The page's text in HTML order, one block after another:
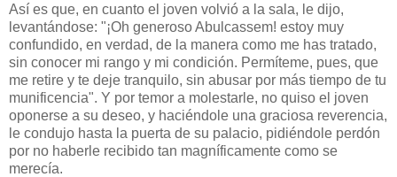
Así es que, en cuanto el joven volvió a la sala, le dijo,
levantándose: "¡Oh generoso Abulcassem! estoy muy
confundido, en verdad, de la manera como me has tratado,
sin conocer mi rango y mi condición. Permíteme, pues, que
me retire y te deje tranquilo, sin abusar por más tiempo de tu
munificencia". Y por temor a molestarle, no quiso el joven
oponerse a su deseo, y haciéndole una graciosa reverencia,
le condujo hasta la puerta de su palacio, pidiéndole perdón
por no haberle recibido tan magníficamente como se
merecía.